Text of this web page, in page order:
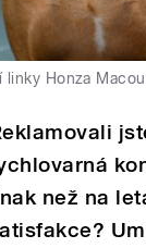
linky Honza
než na